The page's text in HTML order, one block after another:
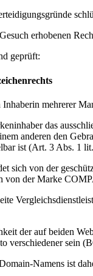
erhobenen
geprüft:
Inhaberin mehrerer
das
anderen den
ist (Art. 3 Abs. 1
sich von der
von der Marke
der auf beiden
verschiedener sein
Namens ist